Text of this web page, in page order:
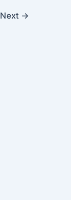
Next →